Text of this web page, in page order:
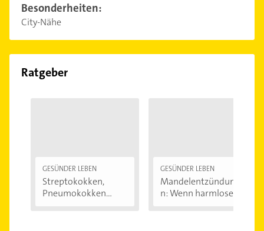
Besonderheiten:
City-Nähe
Ratgeber
GESÜNDER LEBEN
Streptokokken,
Pneumokokken
GESÜNDER LEBEN
Mandelentzündunge
n: Wenn harmlose...